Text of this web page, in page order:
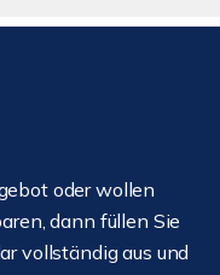
oder wollen
dann füllen Sie
vollständig aus und